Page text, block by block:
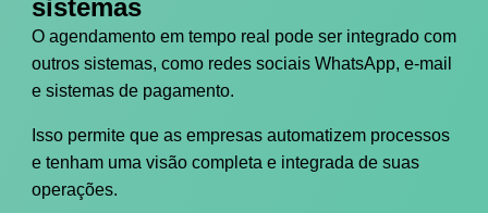
sistemas
O agendamento em tempo real pode ser integrado com
outros sistemas, como redes sociais WhatsApp, e-mail
e sistemas de pagamento.
Isso permite que as empresas automatizem processos
e tenham uma visão completa e integrada de suas
operações.